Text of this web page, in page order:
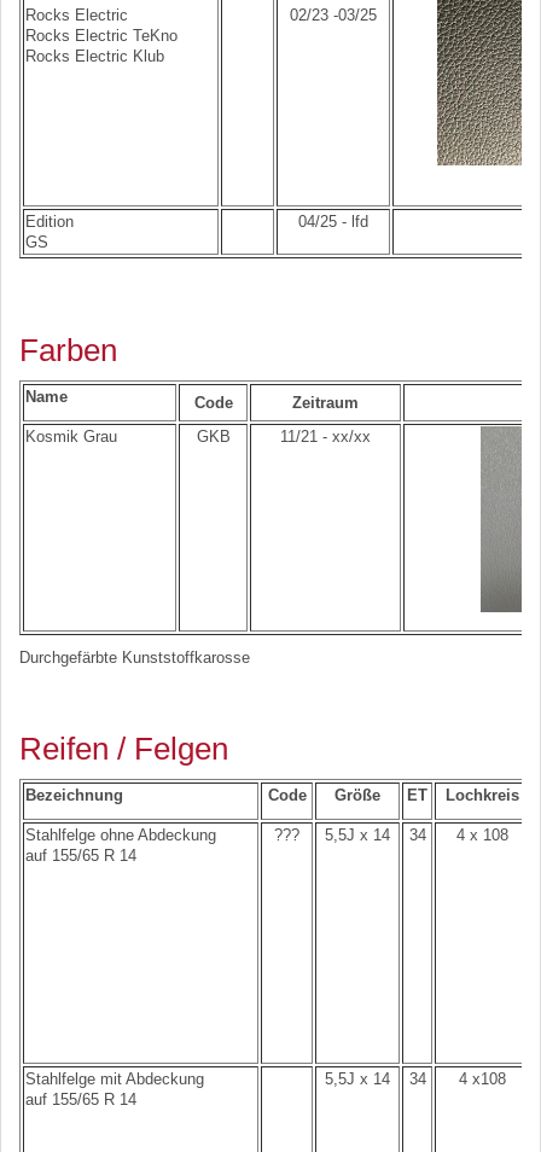
Rocks Electric
Rocks Electric TeKno
Rocks Electric Klub
02/23 -03/25
Edition
GS
04/25 - lfd
Farben
Name Code
Zeitraum
Kosmik Grau
GKB 11/21 - xx/xx
Durchgefärbte Kunststoffkarosse
Reifen / Felgen
Bezeichnung Code Größe ET Lochkreis
Stahlfelge ohne Abdeckung
auf 155/65 R 14
??? 5,5J x 14 34 4 x 108
Stahlfelge mit Abdeckung
auf 155/65 R 14
5,5J x 14 34 4 x108